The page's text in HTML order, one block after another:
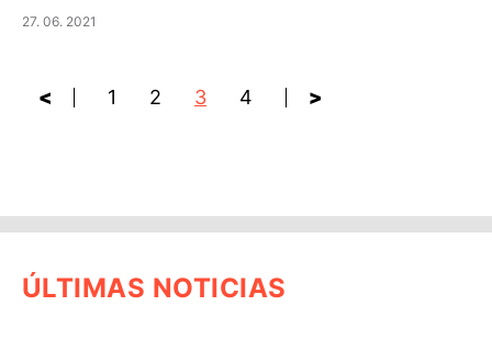
27. 06. 2021
< 1 2 3 4 >
ÚLTIMAS NOTICIAS